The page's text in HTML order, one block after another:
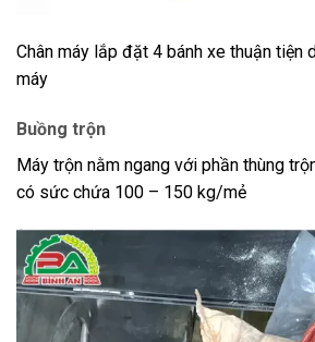
Chân máy lắp đặt 4 bánh xe thuận tiện
máy
Buồng trộn
Máy trộn nằm ngang với phần thùng
có sức chứa 100 – 150 kg/mẻ